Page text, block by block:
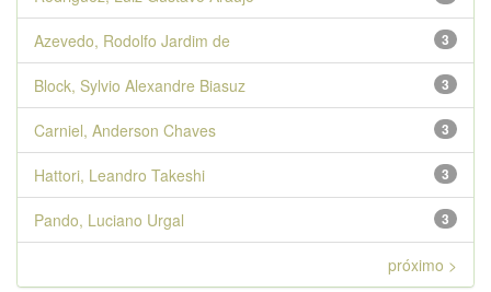
3
Azevedo, Rodolfo Jardim de
3
Block, Sylvio Alexandre Biasuz
3
Carniel, Anderson Chaves
3
Hattori, Leandro Takeshi
3
Pando, Luciano Urgal
próximo >